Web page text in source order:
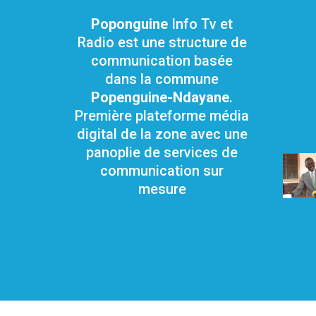
Poponguine Info Tv et
Radio est une structure de
communication basée
dans la commune
Popenguine-Ndayane.
Première plateforme média
digital de la zone avec une
panoplie de services de
communication sur
mesure